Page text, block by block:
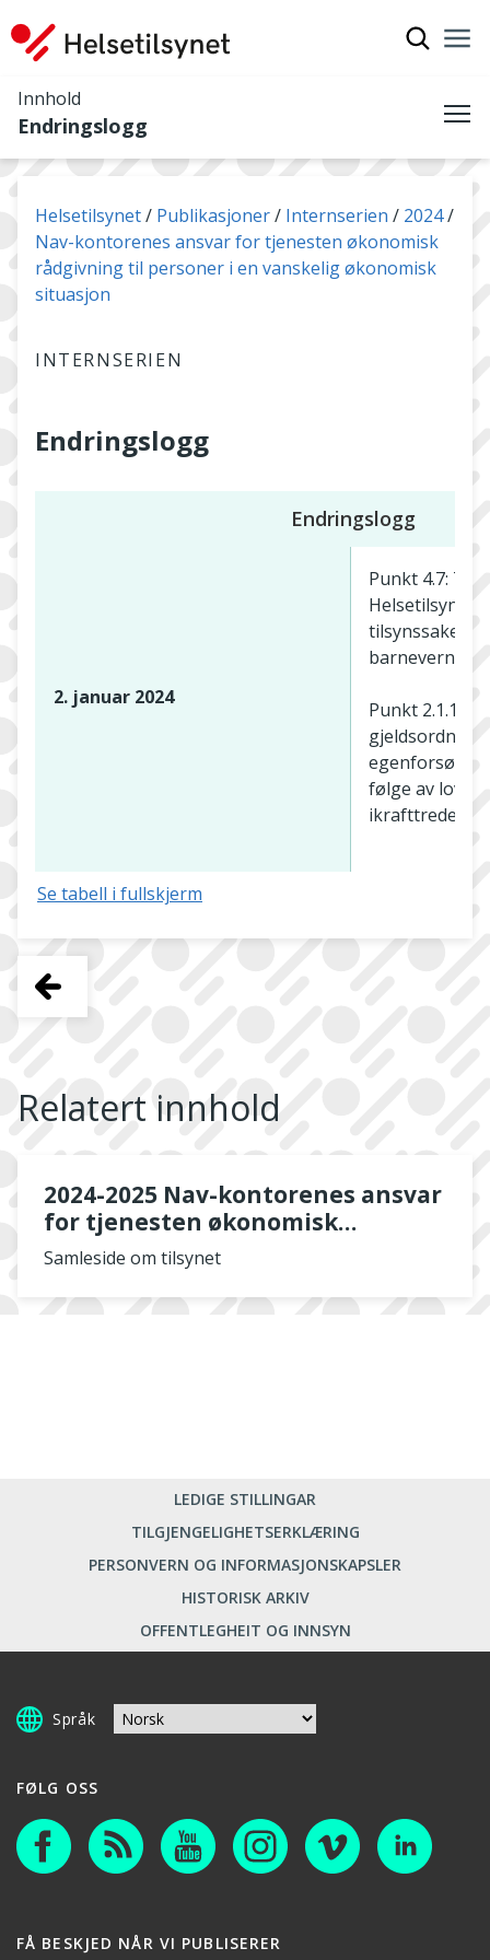
Innhold
Endringslogg
Du er her:
Helsetilsynet Publikasjoner Internserien
2024
Nav-kontorenes ansvar for tjenesten økonomisk
rådgivning til personer i en vanskelig økonomisk
situasjon
INTERNSERIEN
Endringslogg
Endringslogg
2. januar 2024
Punkt 4.7:
tilsynssaker
Punkt 2.1.1 og
egenforsøk
følge av
ikrafttredelse
Se tabell i fullskjerm
Relatert innhold
2024-2025 Nav-kontorenes ansvar
for tjenesten økonomisk
rådgivning til personer i en
vanskelig økonomisk situasjon
Samleside om tilsynet
LEDIGE STILLINGAR
TILGJENGELIGHETSERKLÆRING
PERSONVERN OG INFORMASJONSKAPSLER
HISTORISK ARKIV
OFFENTLEGHEIT OG INNSYN
Språk
FØLG OSS
FÅ BESKJED NÅR VI PUBLISERER